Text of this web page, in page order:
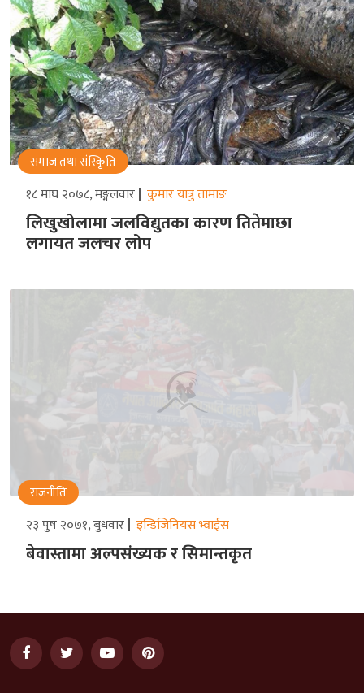
समाज तथा संस्किृति
१८ माघ २०७८, मङ्गलवार कुमार यात्रु तामाङ
लिखुखोलामा जलविद्युतका कारण तितेमाछा
लगायत जलचर लोप
राजनीति
२३ पुष २०७१, बुधवार इन्डिजिनियस भ्वाईस
बेवास्तामा अल्पसंख्यक र सिमान्तकृत